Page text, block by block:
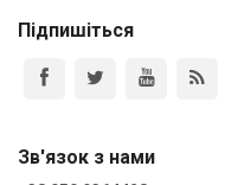
Підпишіться
Зв'язок з нами